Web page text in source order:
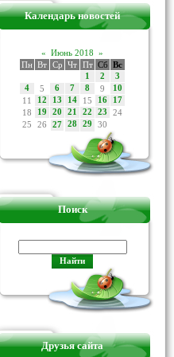
Календарь новостей
« Июнь 2018 »
Пн Вт Ср Чт Пт Сб Вс
1 2
3
4
5 6 7 8 9 10
11 12 13 14 15 16 17
18 19 20 21 22 23
24
25
26 27 28 29 30
Поиск
Друзья сайта